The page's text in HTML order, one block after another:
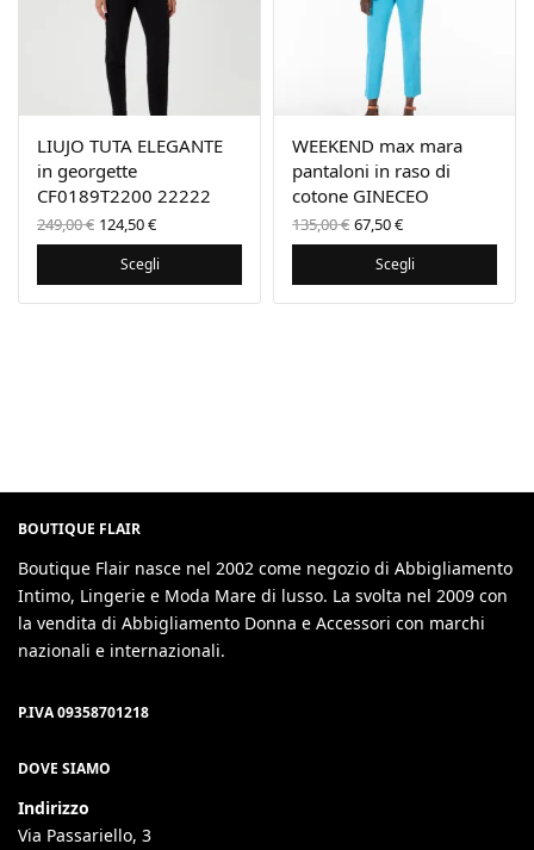
LIUJO TUTA ELEGANTE
in georgette
CF0189T2200 22222
249,00€ Il prezzo
originale
era:
249,00 €.
124,50€Il prezzo
attuale
è:
124,50 €.
Scegli
WEEKEND max mara
pantaloni in raso di
cotone GINECEO
135,00€ Il prezzo
originale
era:
135,00 €.
67,50€Il
prezzo
attuale
è:
67,50 €.
Scegli
BOUTIQUE FLAIR
Boutique Flair nasce nel 2002 come negozio di Abbigliamento
Intimo, Lingerie e Moda Mare di lusso. La svolta nel 2009 con
la vendita di Abbigliamento Donna e Accessori con marchi
nazionali e internazionali.
P.IVA 09358701218
DOVE SIAMO
Indirizzo
Via Passariello, 3